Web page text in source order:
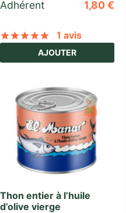
sur1notation client
Adhérent
1,80€
Notésur 5
1 avis
AJOUTER
Thon entier à l’huile
d’olive vierge